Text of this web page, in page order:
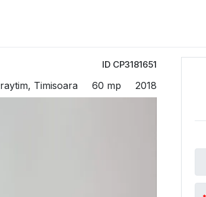
ID CP3181651
Timisoara 60 mp 2018